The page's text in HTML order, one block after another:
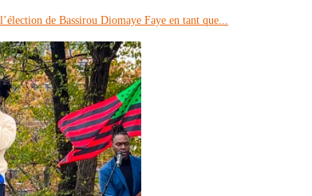
de Bassirou Diomaye Faye en tant que...